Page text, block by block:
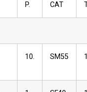
P. CAT
10. SM55